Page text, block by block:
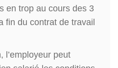
en trop au cours des 3
fin du contrat de travail
l’employeur peut